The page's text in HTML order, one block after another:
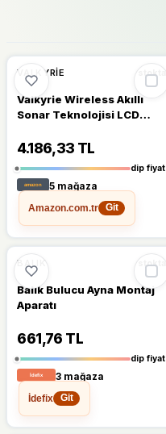
%67 %67 DÜŞTÜ
VALKYRIE stokta
Valkyrie Wireless Akıllı
Sonar Teknolojisi LCD
4.186,33 TL
dip fiyat
5 mağaza
Amazon.com.tr
Git
%56 DÜŞTÜ
BALIK stokta
Balık Bulucu Ayna Montaj
Aparatı
661,76 TL
dip fiyat
3 mağaza
İdefix
Git